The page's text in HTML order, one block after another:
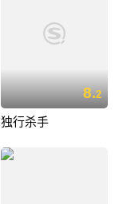
8.2
独行杀手